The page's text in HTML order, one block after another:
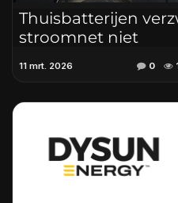
Thuisbatterijen
stroomnet niet
11 mrt. 2026 0